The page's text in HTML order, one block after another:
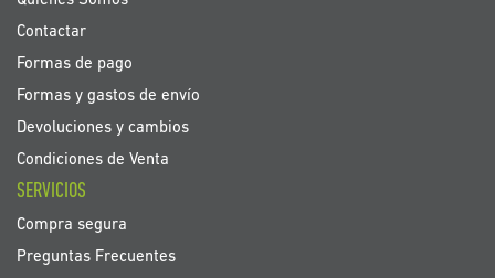
Contactar
Formas de pago
Formas y gastos de envío
Devoluciones y cambios
Condiciones de Venta
SERVICIOS
Compra segura
Preguntas Frecuentes